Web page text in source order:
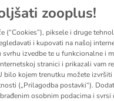
zooplus!
(“Cookies”), piksele i druge
i kupovati na našoj
izvedbe te u funkcionalne i
stranici i prikazali vam
kojem trenutku možete izvršiti
(„Prilagodba postavki“).
osobnim podacima i svrsi